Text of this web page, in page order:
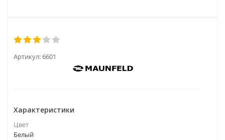
Артикул:6601
Характеристики
Цвет
Белый